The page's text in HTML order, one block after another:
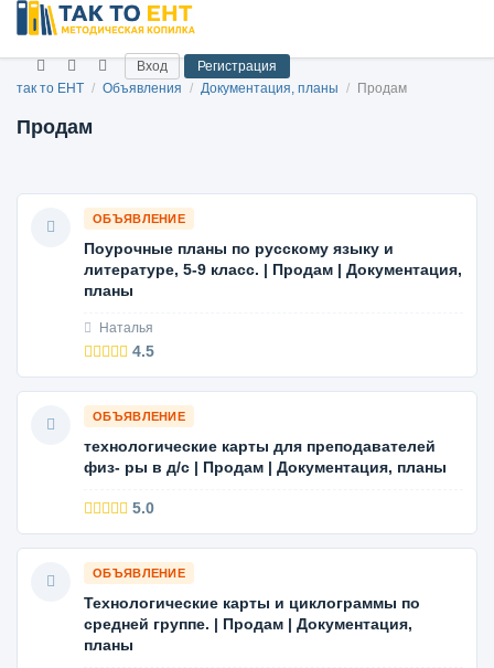
Вход
Регистрация
так то ЕНТ / Объявления / Документация, планы / Продам
Продам
ОБЪЯВЛЕНИЕ
Поурочные планы по русскому языку и
литературе, 5-9 класс. | Продам | Документация,
планы
Наталья
4.5
ОБЪЯВЛЕНИЕ
технологические карты для преподавателей
физ- ры в д/с | Продам | Документация, планы
5.0
ОБЪЯВЛЕНИЕ
Технологические карты и циклограммы по
средней группе. | Продам | Документация,
планы